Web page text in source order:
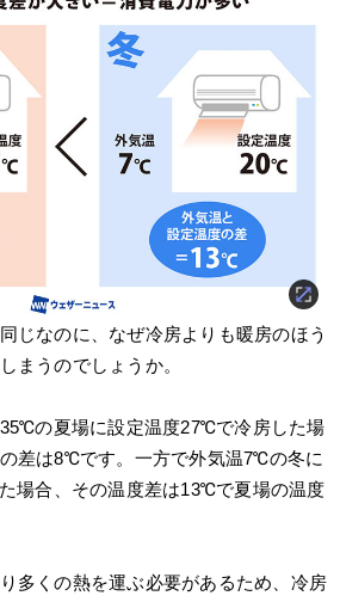
じなのに、なぜ冷房よりも暖房のほう
まうのでしょうか。
35℃の夏場に設定温度27℃で冷房した場
差は8℃です。一方で外気温7℃の冬に
場合、その温度差は13℃で夏場の温度
多くの熱を運ぶ必要があるため、冷房